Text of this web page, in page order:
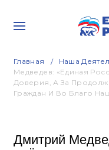
Главная Наша
Медведев: «Единая
Доверия, А За
Граждан И Во Благо
Дмитрий